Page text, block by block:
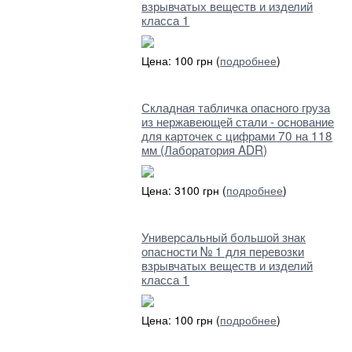
взрывчатых веществ и изделий
класса 1
Цена: 100 грн (подробнее)
Складная табличка опасного груза
из нержавеющей стали - основание
для карточек с цифрами 70 на 118
мм (Лаборатория ADR)
Цена: 3100 грн (подробнее)
Универсальный большой знак
опасности № 1 для перевозки
взрывчатых веществ и изделий
класса 1
Цена: 100 грн (подробнее)